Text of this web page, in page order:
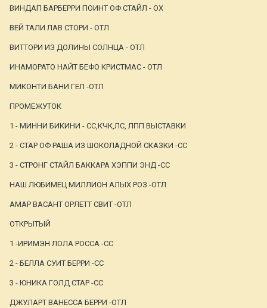
ВИНДАП БАРБЕРРИ ПОИНТ ОФ СТАЙЛ - ОХ
ВЕЙ ТАЛИ ЛАВ СТОРИ - ОТЛ
ВИТТОРИ ИЗ ДОЛИНЫ СОЛНЦА - ОТЛ
ИНАМОРАТО НАЙТ БЕФО КРИСТМАС - ОТЛ
МИКОНТИ БАНИ ГЕЛ -ОТЛ
ПРОМЕЖУТОК
1 - МИННИ БИКИНИ - СС,КЧК,ЛС, ЛПП ВЫСТАВКИ
2 - СТАР ОФ РАША ИЗ ШОКОЛАДНОЙ СКАЗКИ -СС
3 - СТРОНГ СТАЙЛ БАККАРА ХЭППИ ЭНД -СС
НАШ ЛЮБИМЕЦ МИЛЛИОН АЛЫХ РОЗ -ОТЛ
АМАР ВАСАНТ ОРЛЕТТ СВИТ -ОТЛ
ОТКРЫТЫЙ
1 -ИРИМЭН ЛОЛА РОССА -СС
2 - БЕЛЛА СУИТ БЕРРИ -СС
3 - ЮНИКА ГОЛД СТАР -СС
ДЖУЛАРТ ВАНЕССА БЕРРИ -ОТЛ